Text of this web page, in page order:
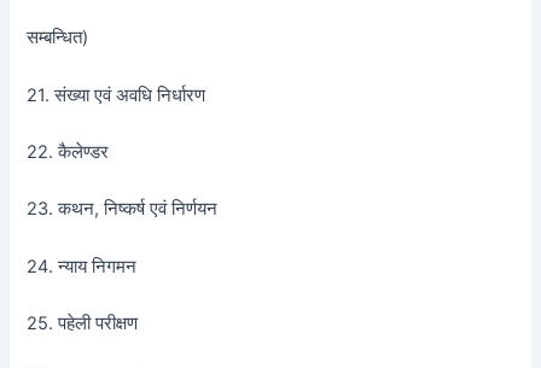
सम्बन्धित)
21. संख्या एवं अवधि निर्धारण
22. कैलेण्डर
23. कथन, निष्कर्ष एवं निर्णयन
24. न्याय निगमन
25. पहेली परीक्षण